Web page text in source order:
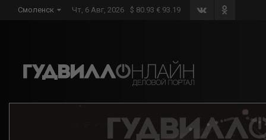
Смоленск Чт, 6 Авг, 2026 $ 80.93 € 93.19